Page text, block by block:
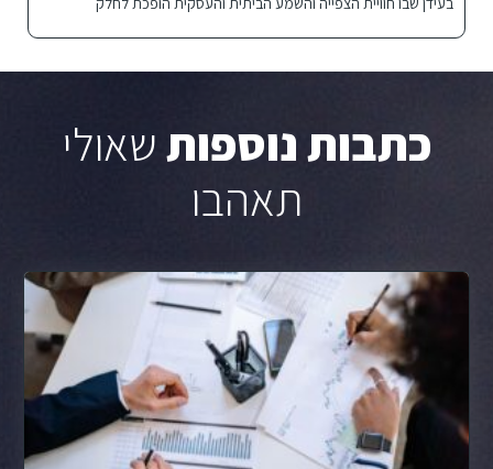
כתבות נוספותשאולי
תאהבו